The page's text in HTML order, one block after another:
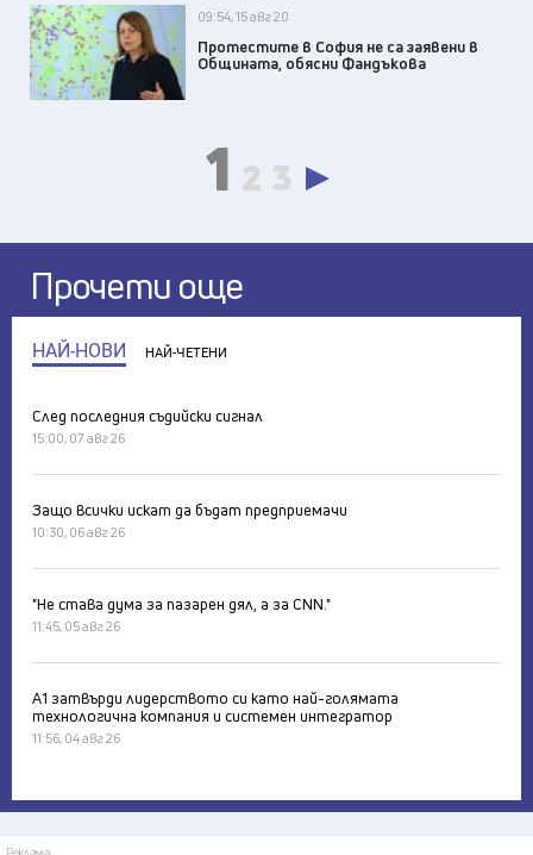
09:54, 15 авг 20
Протестите в София не са заявени в
Общината, обясни Фандъкова
1 2 3
Прочети още
НАЙ-НОВИ НАЙ-ЧЕТЕНИ
След последния съдийски сигнал
15:00, 07 авг 26
Защо всички искат да бъдат предприемачи
10:30, 06 авг 26
"Не става дума за пазарен дял, а за CNN."
11:45, 05 авг 26
А1 затвърди лидерството си като най-голямата
технологична компания и системен интегратор
11:56, 04 авг 26
Реклама